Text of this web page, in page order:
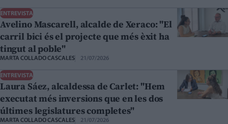
ENTREVISTA
Avelino Mascarell, alcalde de Xeraco: "El
carril bici és el projecte que més èxit ha
tingut al poble"
MARTA COLLADO CASCALES 21/07/2026
ENTREVISTA
Laura Sáez, alcaldessa de Carlet: "Hem
executat més inversions que en les dos
últimes legislatures completes"
MARTA COLLADO CASCALES 21/07/2026